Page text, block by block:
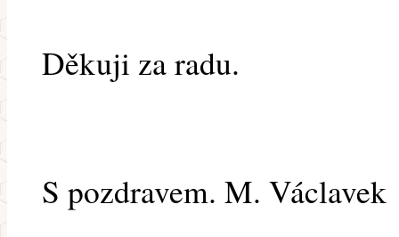
Děkuji za radu.
S pozdravem. M. Václavek